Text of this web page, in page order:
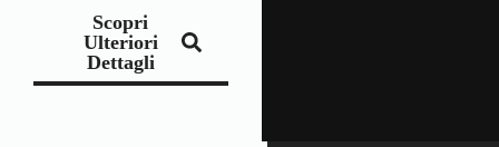
Scopri
Ulteriori
Dettagli